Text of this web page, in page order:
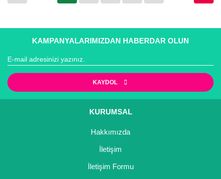
KAMPANYALARIMIZDAN HABERDAR OLUN
KAYDOL
KURUMSAL
Hakkımızda
İletişim
İletişim Formu